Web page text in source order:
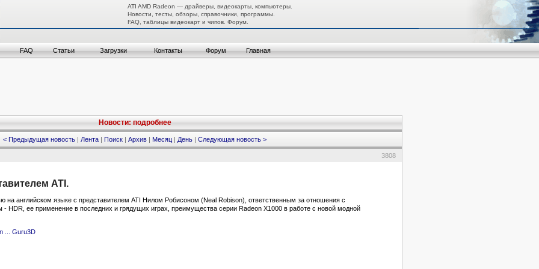
ATI AMD Radeon — драйверы, видеокарты, компьютеры.
Новости, тесты, обзоры, справочники, программы.
FAQ, таблицы видеокарт и чипов. Форум.
FAQ Статьи Загрузки Контакты Форум Главная
Новости: подробнее
< Предыдущая новость | Лента | Поиск | Архив | Месяц | День | Следующая новость >
3808
ATI.
на английском языке с представителем ATI Нилом Робисоном (Neal Robison), ответственным за отношения с
HDR, ее применение в последних и грядущих играх, преимущества серии Radeon X1000 в работе с новой модной
... Guru3D